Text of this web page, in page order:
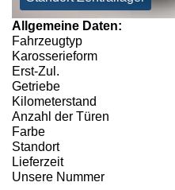
Allgemeine Daten:
Fahrzeugtyp
Karosserieform
Erst-Zul.
Getriebe
Kilometerstand
Anzahl der Türen
Farbe
Standort
Lieferzeit
Unsere Nummer